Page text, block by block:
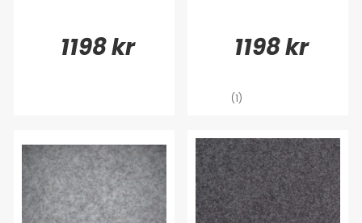
1198 kr 1198 kr
(1)